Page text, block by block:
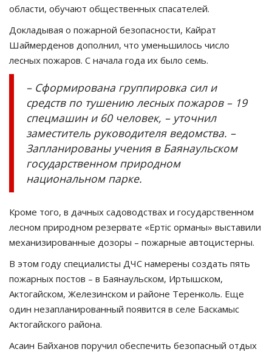
области, обучают общественных спасателей.
Докладывая о пожарной безопасности, Кайрат
Шаймерденов дополнил, что уменьшилось число
лесных пожаров. С начала года их было семь.
– Сформирована группировка сил и
средств по тушению лесных пожаров – 19
спецмашин и 60 человек, – уточнил
заместитель руководителя ведомства. –
Запланированы учения в Баянаульском
государственном природном
национальном парке.
Кроме того, в дачных садоводствах и государственном
лесном природном резервате «Ертiс орманы» выставили
механизированные дозоры – пожарные автоцистерны.
В этом году специалисты ДЧС намерены создать пять
пожарных постов – в Баянаульском, Иртышском,
Актогайском, Железинском и районе Теренколь. Еще
один незапланированный появится в селе Баскамыс
Актогайского района.
Асаин Байханов поручил обеспечить безопасный отдых